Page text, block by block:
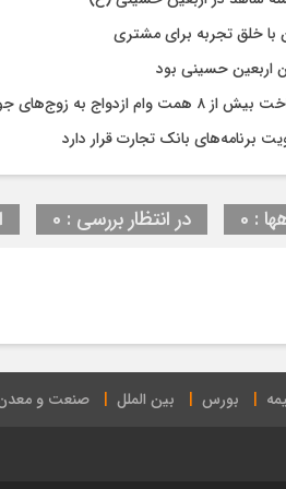
با خلق تجربه برای مشتری
اربعین حسینی بود
برنامه‌های بانک تجارت قرار دارد
: 0 در انتظار بررسی : 0
بورس بین الملل صنعت و